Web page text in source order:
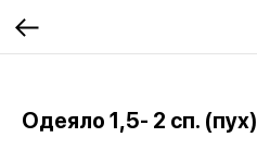
Одеяло 1,5- 2 сп. (пух)